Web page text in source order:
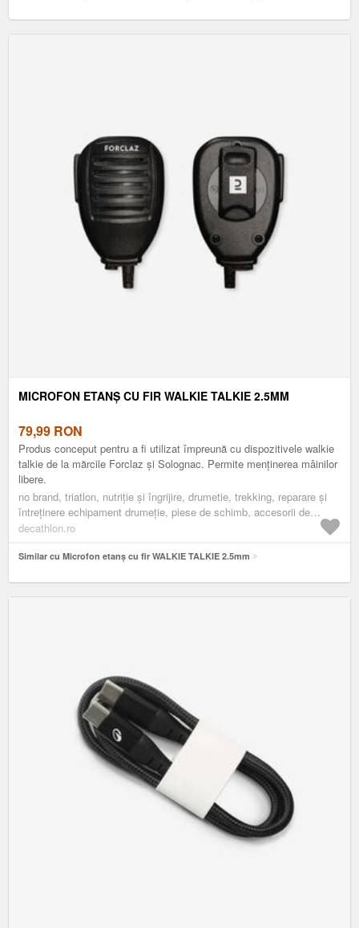
MICROFON ETANȘ CU FIR WALKIE TALKIE 2.5MM
79,99 RON
Produs conceput pentru a fi utilizat împreună cu dispozitivele walkie
talkie de la mărcile Forclaz și Solognac. Permite menținerea mâinilor
libere.
no brand, triatlon, nutriție și îngrijire, drumetie, trekking, reparare și
întreținere echipament drumeție, piese de schimb, accesorii de
schimb walkie-talkie
decathlon.ro
Similar cu Microfon etanș cu fir WALKIE TALKIE 2.5mm